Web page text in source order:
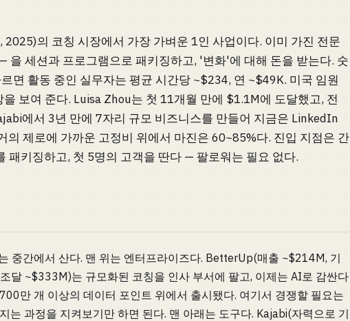
의 코칭 시장에서 가장 가벼운 1인 사업이다. 이미 가진 전문
을 세션과 프로그램으로 패키징하고, '변화'에 대해 돈을 받는다. 숫
면 활동 중인 실무자는 평균 시간당 ~$234, 연 ~$49K. 미국 임원
보여 준다. Luisa Zhou는 첫 11개월 만에 $1.1M에 도달했고, 전
에서 3년 만에 7자리 규모 비즈니스를 만들어 지금은 LinkedIn
의 제로에 가까운 고정비 위에서 마진은 60~85%다. 진입 지점은 간
패키징하고, 첫 5명의 고객을 딴다 — 팔로워는 필요 없다.
중간에서 산다. 맨 위는 엔터프라이즈다. BetterUp(매출 ~$214M, 기
달 ~$333M)는 규모화된 코칭을 인사 부서에 팔고, 이제는 AI로 감싼다
만 개 이상의 데이터 포인트 위에서 출시됐다. 여기서 경쟁할 필요는
는 과정을 지켜보기만 하면 된다. 맨 아래는 도구다. Kajabi(자력으로 기